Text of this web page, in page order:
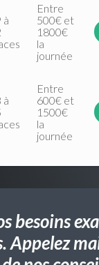
à
Entre
500€ et
1800€
la
journée
à
Entre
600€ et
1500€
la
journée
besoins
Appelez